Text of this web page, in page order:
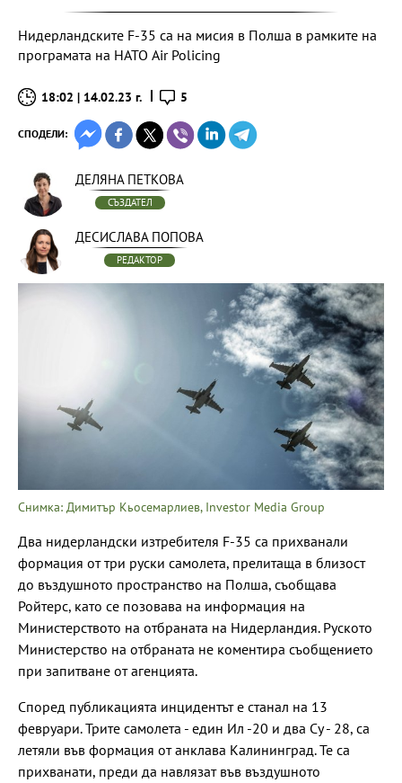
Нидерландските F-35 са на мисия в Полша в рамките на
програмата на НАТО Air Policing
18:02 | 14.02.23 г. 5
СПОДЕЛИ:
ДЕЛЯНА ПЕТКОВА
СЪЗДАТЕЛ
ДЕСИСЛАВА ПОПОВА
РЕДАКТОР
Снимка: Димитър Кьосемарлиев, Investor Media Group
Два нидерландски изтребителя F-35 са прихванали
формация от три руски самолета, прелитаща в близост
до въздушното пространство на Полша, съобщава
Ройтерс, като се позовава на информация на
Министерството на отбраната на Нидерландия. Руското
Министерство на отбраната не коментира съобщението
при запитване от агенцията.
Според публикацията инцидентът е станал на 13
февруари. Трите самолета - един Ил -20 и два Су - 28, са
летяли във формация от анклава Калининград. Те са
прихванати, преди да навлязат във въздушното